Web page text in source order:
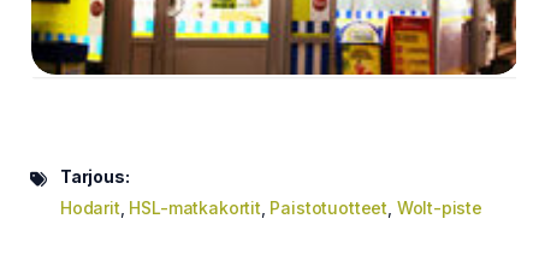
Tarjous:
Hodarit HSL-matkakortit Paistotuotteet Wolt-piste